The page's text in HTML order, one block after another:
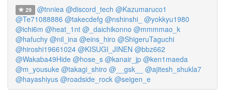
29 @tnniea @discord_tech @Kazumaruco1
@Te71088886 @takecdefg @nshinshi_ @yokkyu1980
@ichi6m @heat_1nt @_daichikonno @mmmmao_k
@hafuchy @nil_ina @eins_hiro @ShigeruTaguchi
@hiroshi19661024 @KISUGI_JINEN @bbz662
@Wakaba49Hide @hose_s @kanair_jp @ken1maeda
@m_yousuke @takagi_shiro @__gsk__
@ajitesh_shukla7
@hayashiyus @roadside_rock @seigen_e